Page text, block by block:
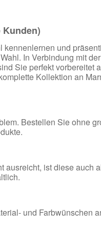
und
In Verbindung mit
Sie perfekt vorbereitet
Kollektion an
Bestellen Sie ohne
ausreicht, ist diese auch
und Farbwünschen